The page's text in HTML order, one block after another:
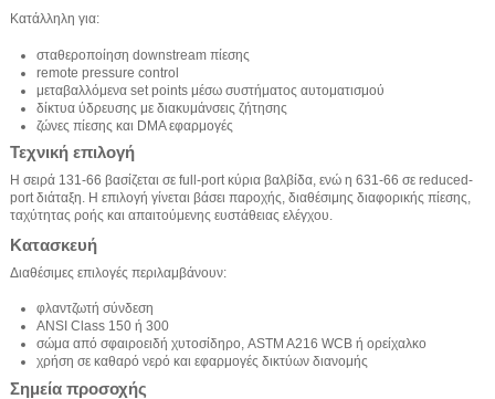
Κατάλληλη για:
σταθεροποίηση downstream πίεσης
remote pressure control
μεταβαλλόμενα set points μέσω συστήματος αυτοματισμού
δίκτυα ύδρευσης με διακυμάνσεις ζήτησης
ζώνες πίεσης και DMA εφαρμογές
Τεχνική επιλογή
Η σειρά 131-66 βασίζεται σε full-port κύρια βαλβίδα, ενώ η 631-66 σε reduced-
port διάταξη. Η επιλογή γίνεται βάσει παροχής, διαθέσιμης διαφορικής πίεσης,
ταχύτητας ροής και απαιτούμενης ευστάθειας ελέγχου.
Κατασκευή
Διαθέσιμες επιλογές περιλαμβάνουν:
φλαντζωτή σύνδεση
ANSI Class 150 ή 300
σώμα από σφαιροειδή χυτοσίδηρο, ASTM A216 WCB ή ορείχαλκο
χρήση σε καθαρό νερό και εφαρμογές δικτύων διανομής
Σημεία προσοχής